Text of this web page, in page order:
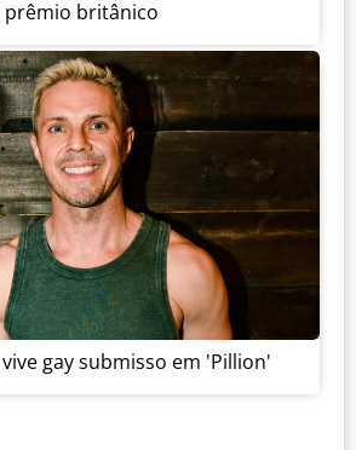
prêmio britânico
vive gay submisso em 'Pillion'